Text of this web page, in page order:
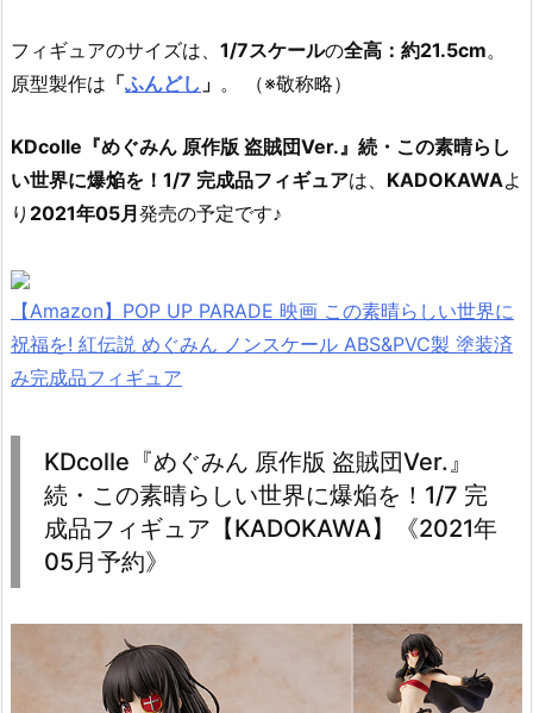
フィギュアのサイズは、 1/7スケールの全高：約21.5cm。
原型製作は 「ふんどし 」 。 （※敬称略）
KDcolle『めぐみん 原作版 盗賊団Ver.』続・この素晴らし
い世界に爆焔を！1/7 完成品フィギュアは、 KADOKAWAよ
り 2021年05月 発売の予定です♪
【Amazon】POP UP PARADE 映画 この素晴らしい世界に
祝福を! 紅伝説 めぐみん ノンスケール ABS&PVC製 塗装済
み完成品フィギュア
KDcolle『めぐみん 原作版 盗賊団Ver.』
続・この素晴らしい世界に爆焔を！1/7 完
成品フィギュア【KADOKAWA】《2021年
05月予約》